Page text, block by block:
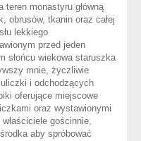
teren monastyru główną
obrusów, tkanin oraz całej
lekkiego
przed jeden
słońcu wiekowa staruszka
mnie, życzliwie
i odchodzących
oferujące miejscowe
oraz wystawionymi
gościnnie,
aby spróbować